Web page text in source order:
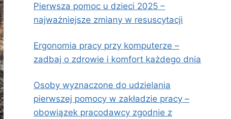
Pierwsza pomoc u dzieci 2025 –
najważniejsze zmiany w resuscytacji
Ergonomia pracy przy komputerze –
zadbaj o zdrowie i komfort każdego dnia
Osoby wyznaczone do udzielania
pierwszej pomocy w zakładzie pracy –
obowiązek pracodawcy zgodnie z